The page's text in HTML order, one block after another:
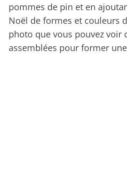
pommes de pin et en
Noël de formes et couleurs
photo que vous pouvez voir
assemblées pour former